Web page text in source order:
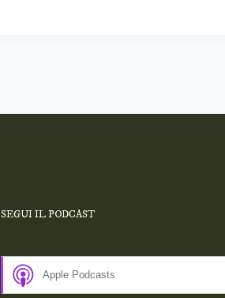
SEGUI IL PODCAST
Apple Podcasts